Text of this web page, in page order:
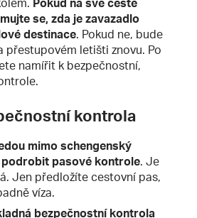
Pokud na své cestě
se, zda je zavazadlo
destinace. Pokud ne, bude
přestupovém letišti znovu. Po
namířit k bezpečnostní,
kontrola
mimo schengenský
pasové kontrole. Je
Jen předložíte cestovní pas,
víza.
bezpečnostní kontrola